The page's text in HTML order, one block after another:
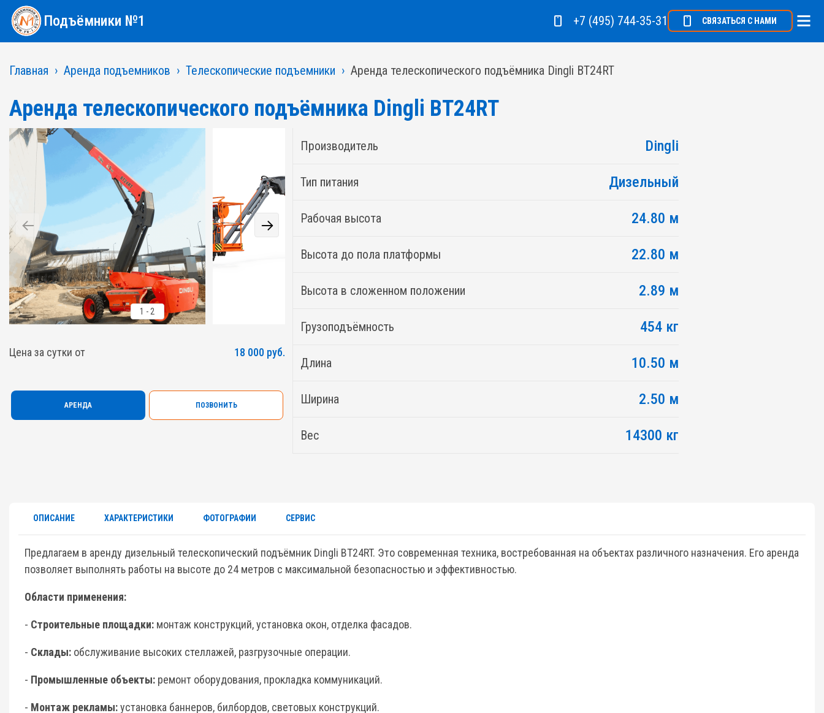
Подъёмники №1 +7 (495) 744-35-31 СВЯЗАТЬСЯ С НАМИ
Главная Аренда подъемников Телескопические подъемники Аренда телескопического подъёмника Dingli BT24RT
Аренда телескопического подъёмника Dingli BT24RT
1 - 2
Цена за сутки от 18 000 руб.
АРЕНДА ПОЗВОНИТЬ
Производитель Dingli
Тип питания Дизельный
Рабочая высота 24.80 м
Высота до пола платформы 22.80 м
Высота в сложенном положении 2.89 м
Грузоподъёмность 454 кг
Длина 10.50 м
Ширина 2.50 м
Вес 14300 кг
ОПИСАНИЕ ХАРАКТЕРИСТИКИ ФОТОГРАФИИ СЕРВИС
Предлагаем в аренду дизельный телескопический подъёмник Dingli BT24RT. Это современная техника, востребованная на объектах различного назначения. Его аренда
позволяет выполнять работы на высоте до 24 метров с максимальной безопасностью и эффективностью.
Области применения:
- Строительные площадки: монтаж конструкций, установка окон, отделка фасадов.
- Склады: обслуживание высоких стеллажей, разгрузочные операции.
- Промышленные объекты: ремонт оборудования, прокладка коммуникаций.
- Монтаж рекламы:установка баннеров, билбордов, световых конструкций.